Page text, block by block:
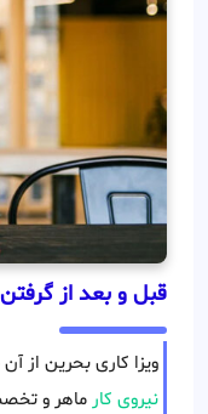
قبل و بعد از
ویزا کاری بحرین از
نیروی کار ماهر و